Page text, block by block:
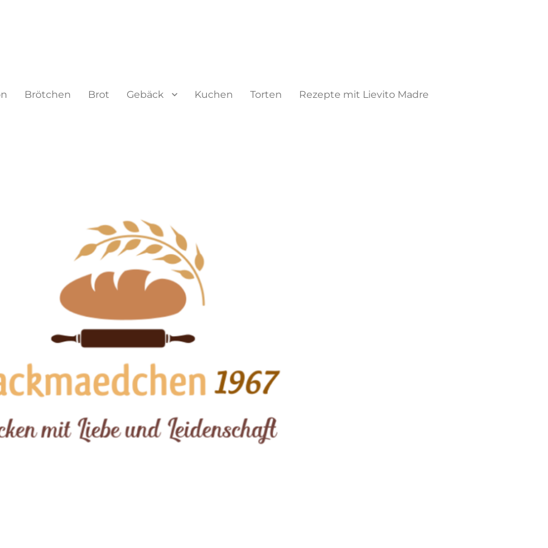
Brötchen Brot Gebäck Kuchen Torten Rezepte mit Lievito Madre